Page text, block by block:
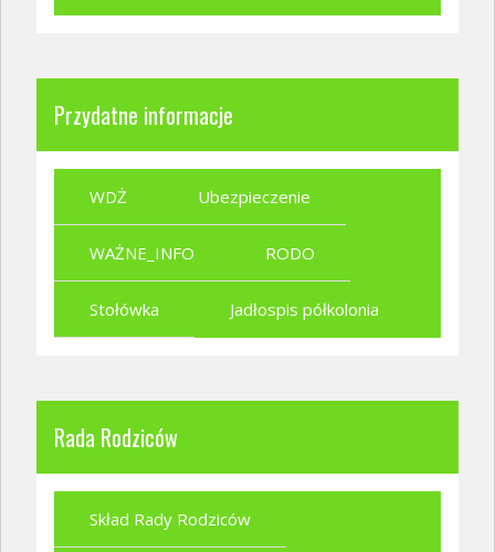
Przydatne informacje
WDŻ Ubezpieczenie
WAŻNE_INFO RODO
Stołówka Jadłospis półkolonia
Rada Rodziców
Skład Rady Rodziców